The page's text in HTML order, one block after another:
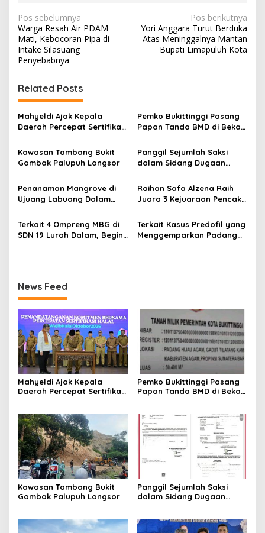
N
a
v
i
g
a
s
i
p
o
s
Pos sebelumnya
Warga Resah Air PDAM
Mati, Kebocoran Pipa di
Intake Silasuang
Penyebabnya
Pos berikutnya
Yori Anggara Turut Berduka
Atas Meninggalnya Mantan
Bupati Limapuluh Kota
Related Posts
Mahyeldi Ajak Kepala
Daerah Percepat Sertifikasi
Pusat Ekosistem Halal
Nasional
Pemko Bukittinggi Pasang
Papan Tanda BMD di Bekas
Kawasan Tambang Bukit
Gombak Palupuh Longsor
Panggil Sejumlah Saksi
dalam Sidang Dugaan
Terdakwa Haji DS
Penanaman Mangrove di
Ujuang Labuang Dalam
Sedunia
Raihan Safa Alzena Raih
Juara 3 Kejuaraan Pencak
Sumatera Barat
Terkait 4 Ompreng MBG di
SDN 19 Lurah Dalam, Begini
Terkait Kasus Predofil yang
Menggemparkan Padang
News Feed
Mahyeldi Ajak Kepala
Daerah Percepat Sertifikasi
Nasional
Pemko Bukittinggi Pasang
Papan Tanda BMD di Bekas
Kawasan Tambang Bukit
Gombak Palupuh Longsor
Panggil Sejumlah Saksi
dalam Sidang Dugaan